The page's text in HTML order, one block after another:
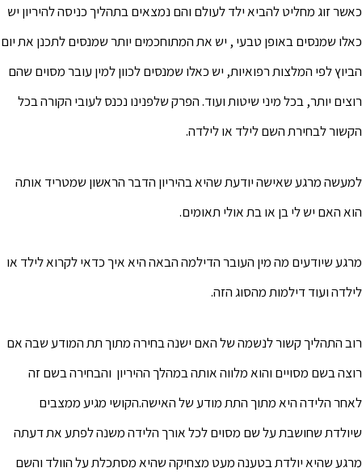
כאשר זוג מחליט להביא ילד לעולם והם נמצאים בתהליך כניסה להיריון יש
כאלו שמנסים באופן טבעי , יש את המתוחכמים יותר שמנסים לתכנן את יום
הביוץ לפי המלצות רפואיות, יש כאלו שמנסים לכוון למין עובר מסוים שהם
רוצים יותר, בכל מיני שיטות ועוד. הפרק שלפנינו נכנס לעובי הקורה בכל
הקשור לבחירת השם לילד או לילדה.
למעשה מרגע שאישה יודעת שהיא בהיריון הדבר הראשון שמטריד אותה
הוא האם יש לי בן או בת אולי תאומים.
מרגע שיודעים מה מין העובר הדילמה הבאה היא איך כדאי לקרוא לילד או
לילדה ועוד דילמות מהסוג הזה.
רוב התהליך קשור לנשמה של האם ישנה בחירה מתוך תת המודע שבה אם
רוצה בשם מסויים והוא מלווה אותה במהלך ההיריון והבחירה בשם זה
לאחר הלידה היא מתוך התת מודע של האישה.הקושי מגיע ממצבים
שיולדת שחושבת על שם מסוים לכל אורך הלידה משנה לפתע את דעתה
מרגע שהיא יולדת בטענה מעט מצחיקה שהיא מסתכלת על הוולד והשם